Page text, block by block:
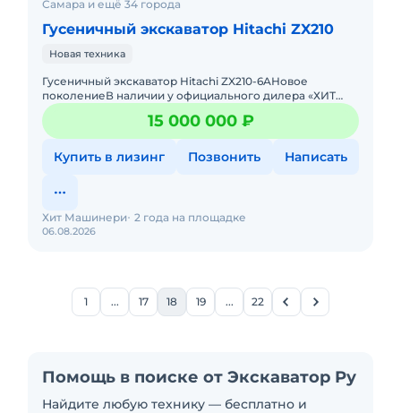
Самара и ещё 34 города
Гусеничный экскаватор Hitachi ZX210
Новая техника
Гусеничный экскаватор Hitachi ZX210-6AНовое
поколениеВ наличии у официального дилера «ХИТ
МАШИНЕРИ»Технические характеристики
гуceничного экскавaтoр15 000 000 ₽
Купить в лизинг Позвонить Написать
06.08.2026
Хит Машинери 2 года на площадке
1 ... 17 18 19 ... 22
Помощь в поиске от Экскаватор Ру
Найдите любую технику — бесплатно и